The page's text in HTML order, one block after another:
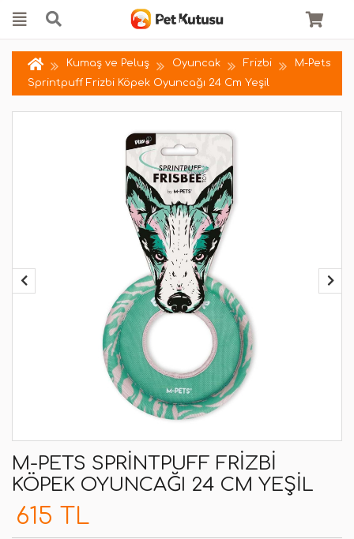
Kumaş ve Peluş Oyuncak Frizbi
M-Pets
Sprintpuff Frizbi Köpek Oyuncağı 24 Cm Yeşil
M-PETS SPRINTPUFF FRIZBI
KÖPEK OYUNCAĞI 24 CM YEŞIL
615 TL